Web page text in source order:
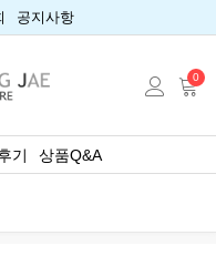
공지사항
0
기 상품Q&A